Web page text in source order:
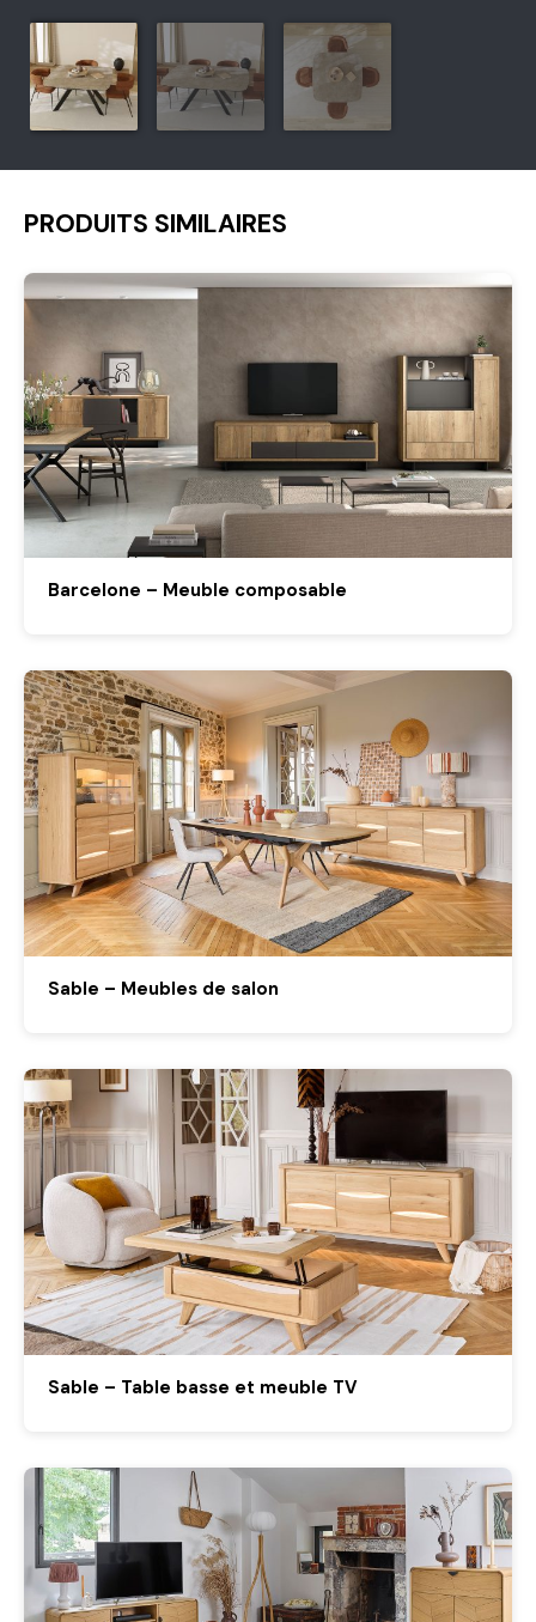
PRODUITS SIMILAIRES
Barcelone – Meuble composable
Sable – Meubles de salon
Sable – Table basse et meuble TV